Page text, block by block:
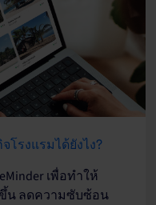
โรงแรมได้ยังไง?
เพื่อทำให้
น ลดความซับซ้อน